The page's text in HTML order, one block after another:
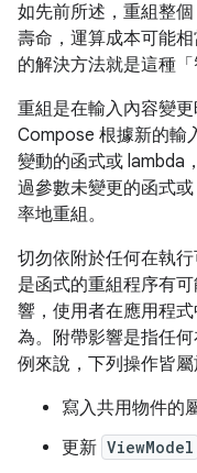
如先前所述，重組整
壽命，運算成本可能
的解決方法就是這種「
重組是在輸入內容變
Compose 根據新的輸
變動的函式或 lambda
過參數未變更的函式
率地重組。
切勿依附於任何在執
是函式的重組程序有
響，使用者在應用程
為。附帶影響是指任
例來說，下列操作皆屬
寫入共用物件的
更新 ViewModel